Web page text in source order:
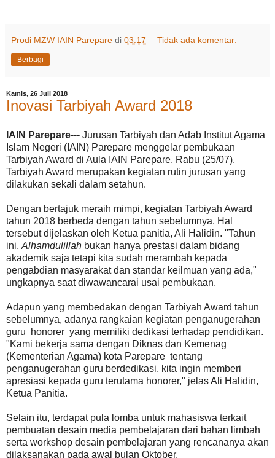
Prodi MZW IAIN Parepare di 03.17 Tidak ada komentar:
Berbagi
Kamis, 26 Juli 2018
Inovasi Tarbiyah Award 2018
IAIN Parepare--- Jurusan Tarbiyah dan Adab Institut Agama
Islam Negeri (IAIN) Parepare menggelar pembukaan
Tarbiyah Award di Aula IAIN Parepare, Rabu (25/07).
Tarbiyah Award merupakan kegiatan rutin jurusan yang
dilakukan sekali dalam setahun.
Dengan bertajuk meraih mimpi, kegiatan Tarbiyah Award
tahun 2018 berbeda dengan tahun sebelumnya. Hal
tersebut dijelaskan oleh Ketua panitia, Ali Halidin. "Tahun
ini, Alhamdulillah bukan hanya prestasi dalam bidang
akademik saja tetapi kita sudah merambah kepada
pengabdian masyarakat dan standar keilmuan yang ada,"
ungkapnya saat diwawancarai usai pembukaan.
Adapun yang membedakan dengan Tarbiyah Award tahun
sebelumnya, adanya rangkaian kegiatan penganugerahan
guru honorer yang memiliki dedikasi terhadap pendidikan.
"Kami bekerja sama dengan Diknas dan Kemenag
(Kementerian Agama) kota Parepare tentang
penganugerahan guru berdedikasi, kita ingin memberi
apresiasi kepada guru terutama honorer," jelas Ali Halidin,
Ketua Panitia.
Selain itu, terdapat pula lomba untuk mahasiswa terkait
pembuatan desain media pembelajaran dari bahan limbah
serta workshop desain pembelajaran yang rencananya akan
dilaksanakan pada awal bulan Oktober.